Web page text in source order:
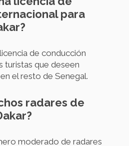
para
de conducción
turistas que deseen
el resto de Senegal.
radares de
moderado de radares